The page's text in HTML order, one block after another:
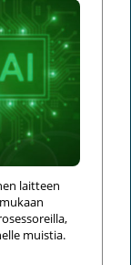
laitteen
muistia.